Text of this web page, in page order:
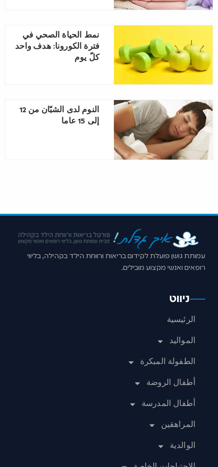
نمط الحياة الصحي في
فترة الكورونا: هدف واحد
كلّ يوم
النوم لدى الشبّان من 12
إلى 15 عاما
עמותת גושן פועלת לקידום בריאות ורווחת הילד בקהילה, בליווי
רופאים ואנשי מקצוע מובילים.
ניווט
الرئيسية
المواليد
الطفولة المبكرة
أطفال الروضة
أطفال المدرسة
المراهقين
الوالدية